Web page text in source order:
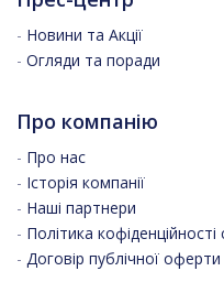
- Новини та Акції
- Огляди та поради
Про компанію
- Про нас
- Історія компанії
- Наші партнери
- Політика кофіденційності
- Договір публічної оферти